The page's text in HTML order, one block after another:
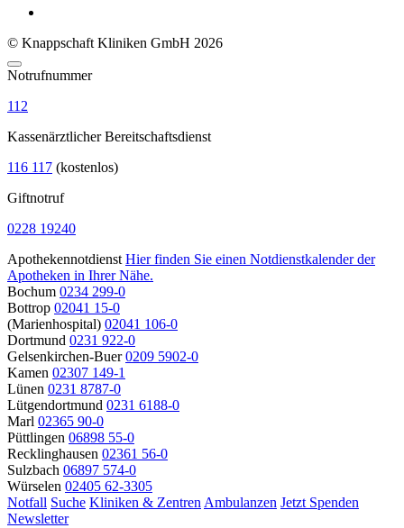
© Knappschaft Kliniken GmbH 2026
Notrufnummer
112
Kassenärztlicher Bereitschaftsdienst
116 117 (kostenlos)
Giftnotruf
0228 19240
Apothekennotdienst Hier finden Sie einen Notdienstkalender der
Apotheken in Ihrer Nähe.
Bochum 0234 299-0
Bottrop 02041 15-0
(Marienhospital) 02041 106-0
Dortmund 0231 922-0
Gelsenkirchen-Buer 0209 5902-0
Kamen 02307 149-1
Lünen 0231 8787-0
Lütgendortmund 0231 6188-0
Marl 02365 90-0
Püttlingen 06898 55-0
Recklinghausen 02361 56-0
Sulzbach 06897 574-0
Würselen 02405 62-3305
Notfall Suche Kliniken & Zentren Ambulanzen Jetzt Spenden
Newsletter